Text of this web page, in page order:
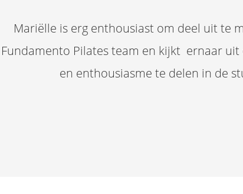
Mariëlle is erg enthousiast om deel uit te
Fundamento Pilates team en kijkt ernaar
en enthousiasme te delen in de